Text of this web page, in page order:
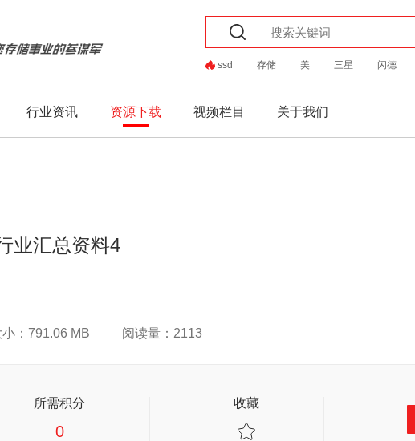
ssd 存储 美 三星 闪德
行业资讯 资源下载 视频栏目 关于我们
业汇总资料4
：791.06 MB 阅读量：2113
所需积分
0
收藏